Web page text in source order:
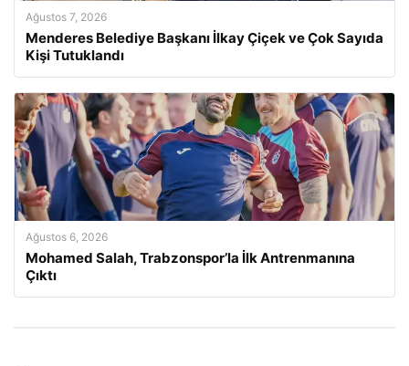
Ağustos 7, 2026
Menderes Belediye Başkanı İlkay Çiçek ve Çok Sayıda
Kişi Tutuklandı
Ağustos 6, 2026
Mohamed Salah, Trabzonspor’la İlk Antrenmanına
Çıktı